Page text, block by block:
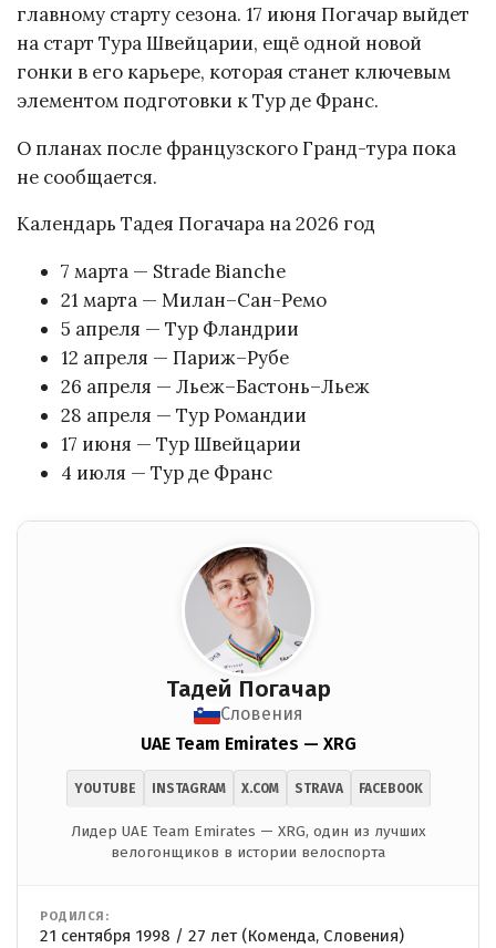
главному старту сезона. 17 июня Погачар выйдет
на старт Тура Швейцарии, ещё одной новой
гонки в его карьере, которая станет ключевым
элементом подготовки к Тур де Франс.
О планах после французского Гранд-тура пока
не сообщается.
Календарь Тадея Погачара на 2026 год
7 марта — Strade Bianche
21 марта — Милан–Сан-Ремо
5 апреля — Тур Фландрии
12 апреля — Париж–Рубе
26 апреля — Льеж–Бастонь–Льеж
28 апреля — Тур Романдии
17 июня — Тур Швейцарии
4 июля — Тур де Франс
Тадей Погачар
Словения
UAE Team Emirates — XRG
YOUTUBE INSTAGRAM X.COM STRAVA FACEBOOK
Лидер UAE Team Emirates — XRG, один из лучших
велогонщиков в истории велоспорта
РОДИЛСЯ:
21 сентября 1998 / 27 лет (Коменда, Словения)